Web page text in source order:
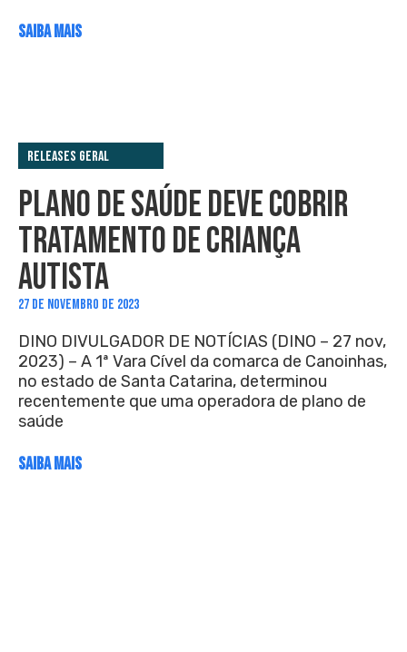
SAIBA MAIS
Releases Geral
PLANO DE SAÚDE DEVE COBRIR
TRATAMENTO DE CRIANÇA
AUTISTA
27 DE NOVEMBRO DE 2023
DINO DIVULGADOR DE NOTÍCIAS (DINO – 27 nov,
2023) – A 1ª Vara Cível da comarca de Canoinhas,
no estado de Santa Catarina, determinou
recentemente que uma operadora de plano de
saúde
SAIBA MAIS